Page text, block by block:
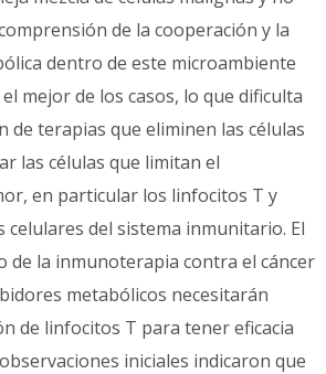
de la cooperación y la
dentro de este microambiente
mejor de los casos, lo que dificulta
de terapias que eliminen las células
las células que limitan el
en particular los linfocitos T y
del sistema inmunitario. El
de la inmunoterapia contra el cáncer
metabólicos necesitarán
de linfocitos T para tener eficacia
iniciales indicaron que